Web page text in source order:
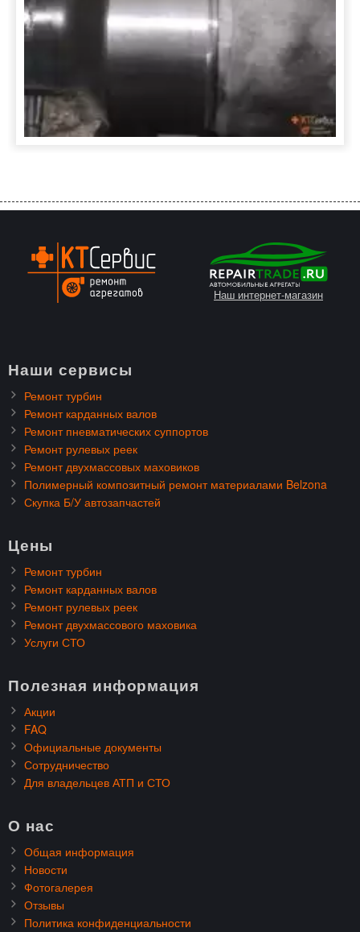
Наш интернет-магазин
Наши сервисы
Ремонт турбин
Ремонт карданных валов
Ремонт пневматических суппортов
Ремонт рулевых реек
Ремонт двухмассовых маховиков
Полимерный композитный ремонт материалами Belzona
Скупка Б/У автозапчастей
Цены
Ремонт турбин
Ремонт карданных валов
Ремонт рулевых реек
Ремонт двухмассового маховика
Услуги СТО
Полезная информация
Акции
FAQ
Официальные документы
Сотрудничество
Для владельцев АТП и СТО
О нас
Общая информация
Новости
Фотогалерея
Отзывы
Политика конфиденциальности